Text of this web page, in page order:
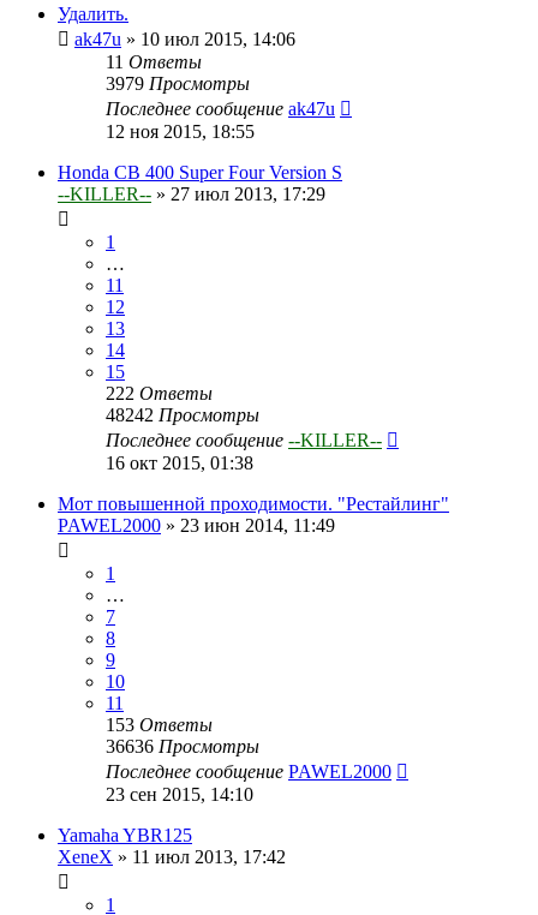
Удалить.
ak47u » 10 июл 2015, 14:06
11 Ответы
3979 Просмотры
Последнее сообщение ak47u
12 ноя 2015, 18:55
Honda CB 400 Super Four Version S
--KILLER-- » 27 июл 2013, 17:29
1
…
11
12
13
14
15
222 Ответы
48242 Просмотры
Последнее сообщение --KILLER--
16 окт 2015, 01:38
Мот повышенной проходимости. "Рестайлинг"
PAWEL2000 » 23 июн 2014, 11:49
1
…
7
8
9
10
11
153 Ответы
36636 Просмотры
Последнее сообщение PAWEL2000
23 сен 2015, 14:10
Yamaha YBR125
XeneX » 11 июл 2013, 17:42
1